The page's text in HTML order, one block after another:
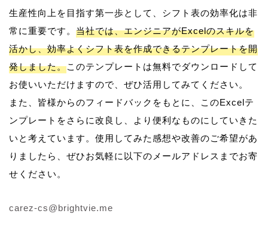
生産性向上を目指す第一歩として、シフト表の効率化は非
常に重要です。 当社では、エンジニアがExcelのスキルを
活かし、効率よくシフト表を作成できるテンプレートを開
発しました。このテンプレートは無料でダウンロードして
お使いいただけますので、ぜひ活用してみてください。
また、皆様からのフィードバックをもとに、このExcelテ
ンプレートをさらに改良し、より便利なものにしていきた
いと考えています。使用してみた感想や改善のご希望があ
りましたら、ぜひお気軽に以下のメールアドレスまでお寄
せください。
carez-cs@brightvie.me